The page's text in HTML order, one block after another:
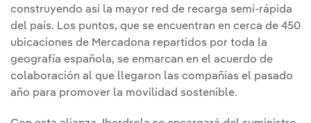
construyendo así la mayor red de recarga semi-rápida
del país. Los puntos, que se encuentran en cerca de 450
ubicaciones de Mercadona repartidos por toda la
geografía española, se enmarcan en el acuerdo de
colaboración al que llegaron las compañías el pasado
año para promover la movilidad sostenible.